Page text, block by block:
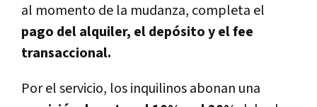
al momento de la mudanza, completa el
pago del alquiler, el depósito y el fee
transaccional.
Por el servicio, los inquilinos abonan una